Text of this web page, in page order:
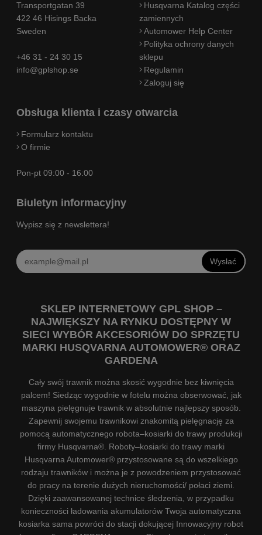
Transportgatan 39
422 46 Hisings Backa
Sweden
+46 31 - 24 30 15
info@gplshop.se
Husqvarna Katalog części
zamiennych
Automower Help Center
Polityka ochrony danych
sklepu
Regulamin
Zaloguj się
Obsługa klienta i czasy otwarcia
Formularz kontaktu
O firmie
Pon-pt 09:00 - 16:00
Biuletyn informacyjny
Wypisz się z newslettera!
Wysłać
SKLEP INTERNETOWY GPL SHOP –
NAJWIĘKSZY NA RYNKU DOSTĘPNY W
SIECI WYBÓR AKCESORIÓW DO SPRZĘTU
MARKI HUSQVARNA AUTOMOWER® ORAZ
GARDENA
Cały swój trawnik można skosić wygodnie bez kiwnięcia
palcem! Siedząc wygodnie w fotelu można obserwować, jak
maszyna pielęgnuje trawnik w absolutnie najlepszy sposób.
Zapewnij swojemu trawnikowi znakomitą pielęgnację za
pomocą automatycznego robota–kosiarki do trawy produkcji
firmy Husqvarna®. Roboty–kosiarki do trawy marki
Husqvarna Automower® przystosowane są do wszelkiego
rodzaju trawników i można je z powodzeniem przystosować
do pracy na terenie dużych nieruchomości/ połaci ziemi.
Dzięki zaawansowanej technice śledzenia, w przypadku
konieczności ładowania akumulatorów Twoja automatyczna
kosiarka sama powróci do stacji dokującej Innowacyjny robot